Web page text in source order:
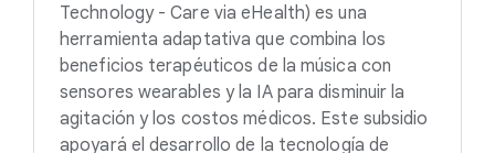
Technology - Care via eHealth) es una
herramienta adaptativa que combina los
beneficios terapéuticos de la música con
sensores wearables y la IA para disminuir la
agitación y los costos médicos. Este subsidio
apoyará el desarrollo de la tecnología de